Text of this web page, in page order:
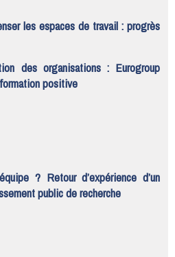
les espaces de travail : progrès
des organisations : Eurogroup
positive
? Retour d’expérience d’un
public de recherche